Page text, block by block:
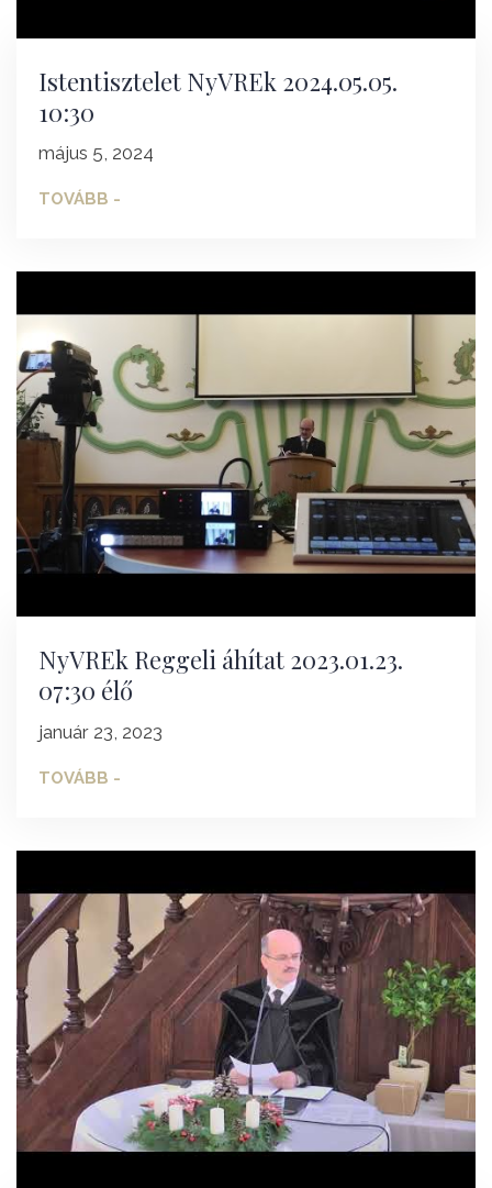
Istentisztelet NyVREk 2024.05.05.
10:30
május 5, 2024
TOVÁBB -
NyVREk Reggeli áhítat 2023.01.23.
07:30 élő
január 23, 2023
TOVÁBB -